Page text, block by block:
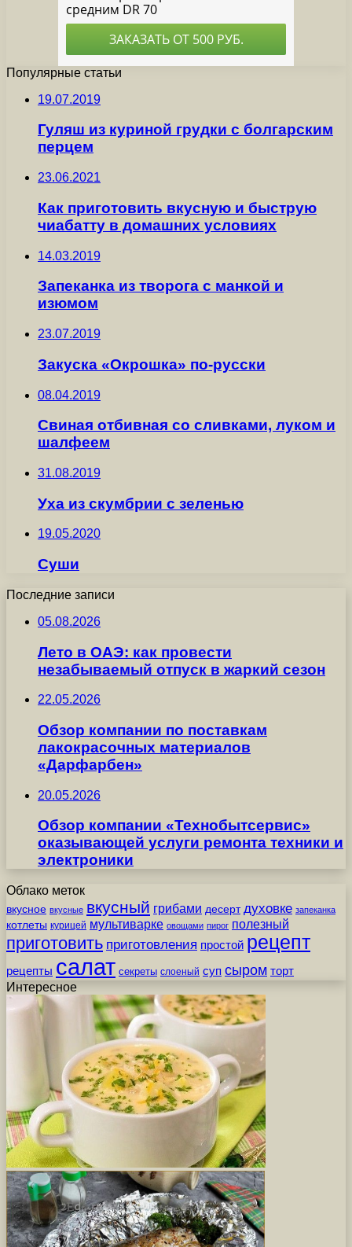
Популярные статьи
19.07.2019
Гуляш из куриной грудки с болгарским
перцем
23.06.2021
Как приготовить вкусную и быструю
чиабатту в домашних условиях
14.03.2019
Запеканка из творога с манкой и
изюмом
23.07.2019
Закуска «Окрошка» по-русски
08.04.2019
Свиная отбивная со сливками, луком и
шалфеем
31.08.2019
Уха из скумбрии с зеленью
19.05.2020
Суши
Последние записи
05.08.2026
Лето в ОАЭ: как провести
незабываемый отпуск в жаркий сезон
22.05.2026
Обзор компании по поставкам
лакокрасочных материалов
«Дарфарбен»
20.05.2026
Обзор компании «Технобытсервис»
оказывающей услуги ремонта техники и
электроники
Облако меток
вкусное вкусные вкусный грибами десерт духовке запеканка
котлеты курицей мультиварке овощами пирог полезный
приготовить приготовления простой рецепт
рецепты салат секреты слоеный суп сыром торт
Интересное